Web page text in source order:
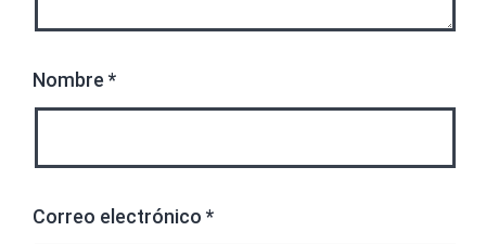
Nombre *
Correo electrónico *